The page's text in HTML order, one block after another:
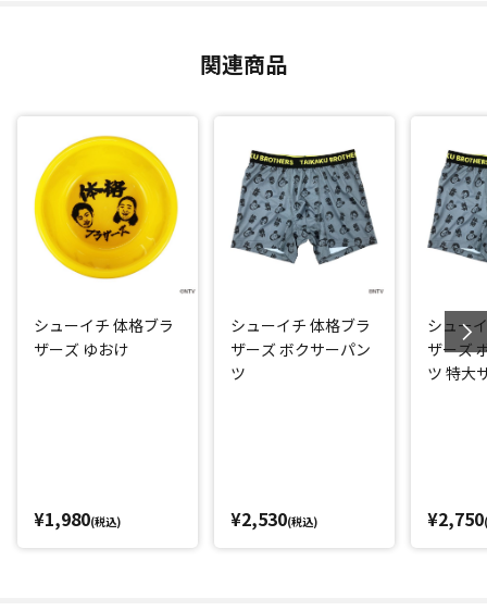
関連商品
シューイチ 体格ブラ
ザーズ ゆおけ
¥1,980(税込)
シューイチ 体格ブラ
ザーズ ボクサーパン
ツ
¥2,530(税込)
シュー
ザーズ
ツ 特大
¥2,750